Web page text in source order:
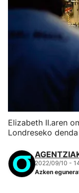
Elizabeth II.aren
Londreseko
2022/09/10 -
Azken